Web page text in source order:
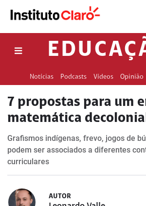
Notícias Podcasts Vídeos Opinião
7 propostas para um
matemática
Grafismos indígenas, frevo, jogos de
podem ser associados a diferentes
curriculares
AUTOR